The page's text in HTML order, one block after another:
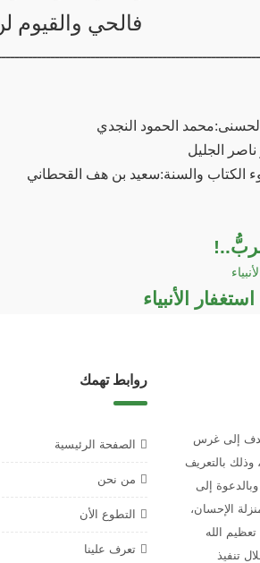
فالحي والقيوم
الحمود النجدي
الجليل
الكتاب والسنة:سعيد بن هف القحطاني
الأنبياء
إلى غرس
بالتعريف
إلى
الإحسان،
الله
تنفيذ
روابط تهمك
الصفحة الرئيسية
من نحن
التطوع الأن
تعرف علينا